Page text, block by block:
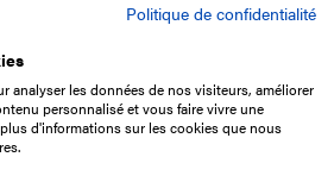
Politique de confidentialité
analyser les données de nos visiteurs, améliorer
personnalisé et vous faire vivre une
d'informations sur les cookies que nous